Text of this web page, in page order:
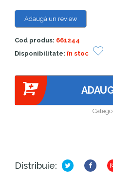
Adaugă un review
Cod produs: 661244
Disponibilitate: în stoc
Distribuie: